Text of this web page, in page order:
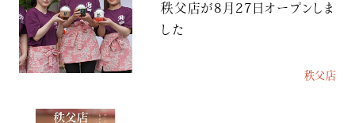
秩父店が8月27日オープンしま
した
秩父店